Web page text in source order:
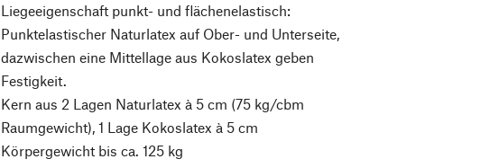
Liegeeigenschaft punkt- und flächenelastisch:
Punktelastischer Naturlatex auf Ober- und Unterseite,
dazwischen eine Mittellage aus Kokoslatex geben
Festigkeit.
Kern aus 2 Lagen Naturlatex à 5 cm (75 kg/cbm
Raumgewicht), 1 Lage Kokoslatex à 5 cm
Körpergewicht bis ca. 125 kg